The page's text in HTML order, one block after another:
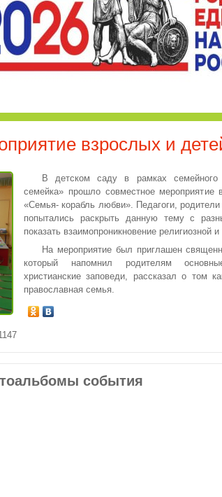
взрослых и
В детском саду в рамках семейного
семейка» прошло совместное мероприятие
«Семья- корабль любви». Педагоги,
попытались раскрыть данную тему с
показать взаимопроникновение религиозной и
На мероприятие был приглашен
который напомнил родителям
христианские заповеди, рассказал о том
православная семья.
события